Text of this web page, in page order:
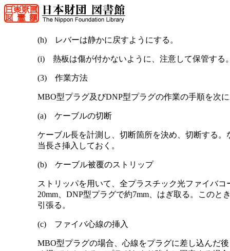
(h) レバーは静かに戻すようにする。
(i) 熱板は傷が付かないように、注意して保管する
(3) 作業方法
MBO型プラグ及びDNP型プラグの作業の手順を次
(a) ケーブルの切断
ケーブル長を計測し、切断箇所を決め、切断する
当長さ挿入しておく。
(b) ケーブル被覆のストリップ
ストリッパを用いて、全プラスチック光ファイバ
20mm、DNP型プラグで約7mm、はぎ取る。この
引張る。
(c) ファイバ心線の挿入
MBO型プラグの場合、心線をプラグに差し込んだ